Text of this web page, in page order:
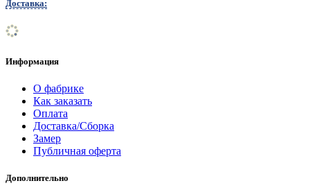
Доставка:
Информация
О фабрике
Как заказать
Оплата
Доставка/Сборка
Замер
Публичная оферта
Дополнительно